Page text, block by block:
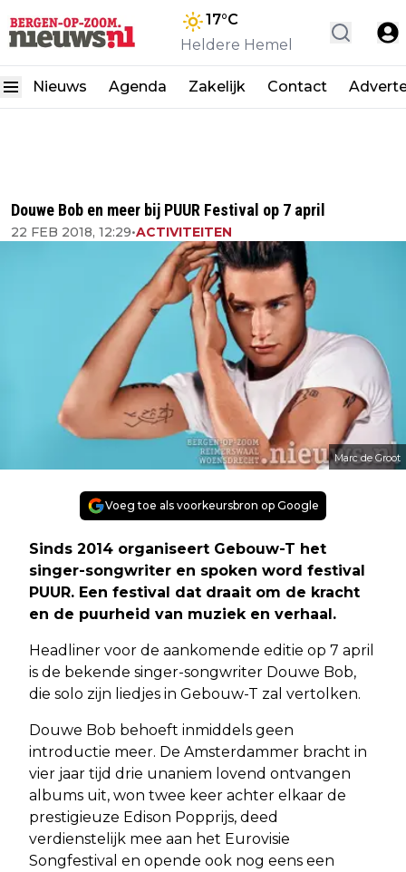
17°C
Heldere Hemel
Nieuws Agenda Zakelijk Contact
Douwe Bob en meer bij PUUR Festival op 7 april
22 FEB 2018, 12:29•ACTIVITEITEN
Marc de Groot
Voeg toe als voorkeursbron op Google
Sinds 2014 organiseert Gebouw-T het
singer-songwriter en spoken word festival
PUUR. Een festival dat draait om de kracht
en de puurheid van muziek en verhaal.
Headliner voor de aankomende editie op 7 april
is de bekende singer-songwriter Douwe Bob,
die solo zijn liedjes in Gebouw-T zal vertolken.
Douwe Bob behoeft inmiddels geen
introductie meer. De Amsterdammer bracht in
vier jaar tijd drie unaniem lovend ontvangen
albums uit, won twee keer achter elkaar de
prestigieuze Edison Popprijs, deed
verdienstelijk mee aan het Eurovisie
Songfestival en opende ook nog eens een